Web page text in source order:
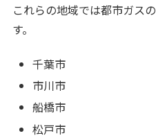
これらの地域では都市ガス
す。
千葉市
市川市
船橋市
松戸市